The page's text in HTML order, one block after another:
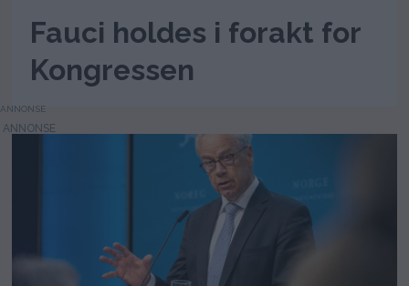
Fauci holdes i forakt for
Kongressen
ANNONSE